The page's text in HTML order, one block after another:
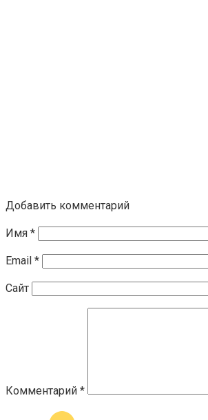
Добавить комментарий
Имя *
Email *
Сайт
Комментарий *